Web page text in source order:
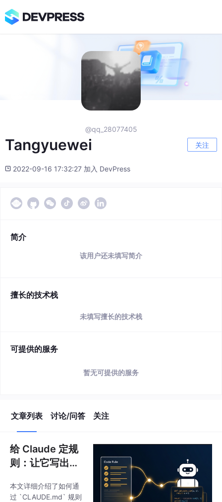
@qq_28077405
Tangyuewei 关注
2022-09-16 17:32:27 加入 DevPress
简介
该用户还未填写简介
擅长的技术栈
未填写擅长的技术栈
可提供的服务
暂无可提供的服务
文章列表 讨论/问答 关注
给 Claude 定规
则：让它写出的
的人写的
本文详细介绍了如何通
过 `CLAUDE.md` 规则